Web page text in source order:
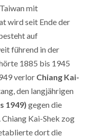
Taiwan mit
wird seit Ende der
auf
führend in der
1885 bis 1945
verlor Chiang Kai-
den langjährigen
1949) gegen die
. Chiang Kai-Shek zog
dort die